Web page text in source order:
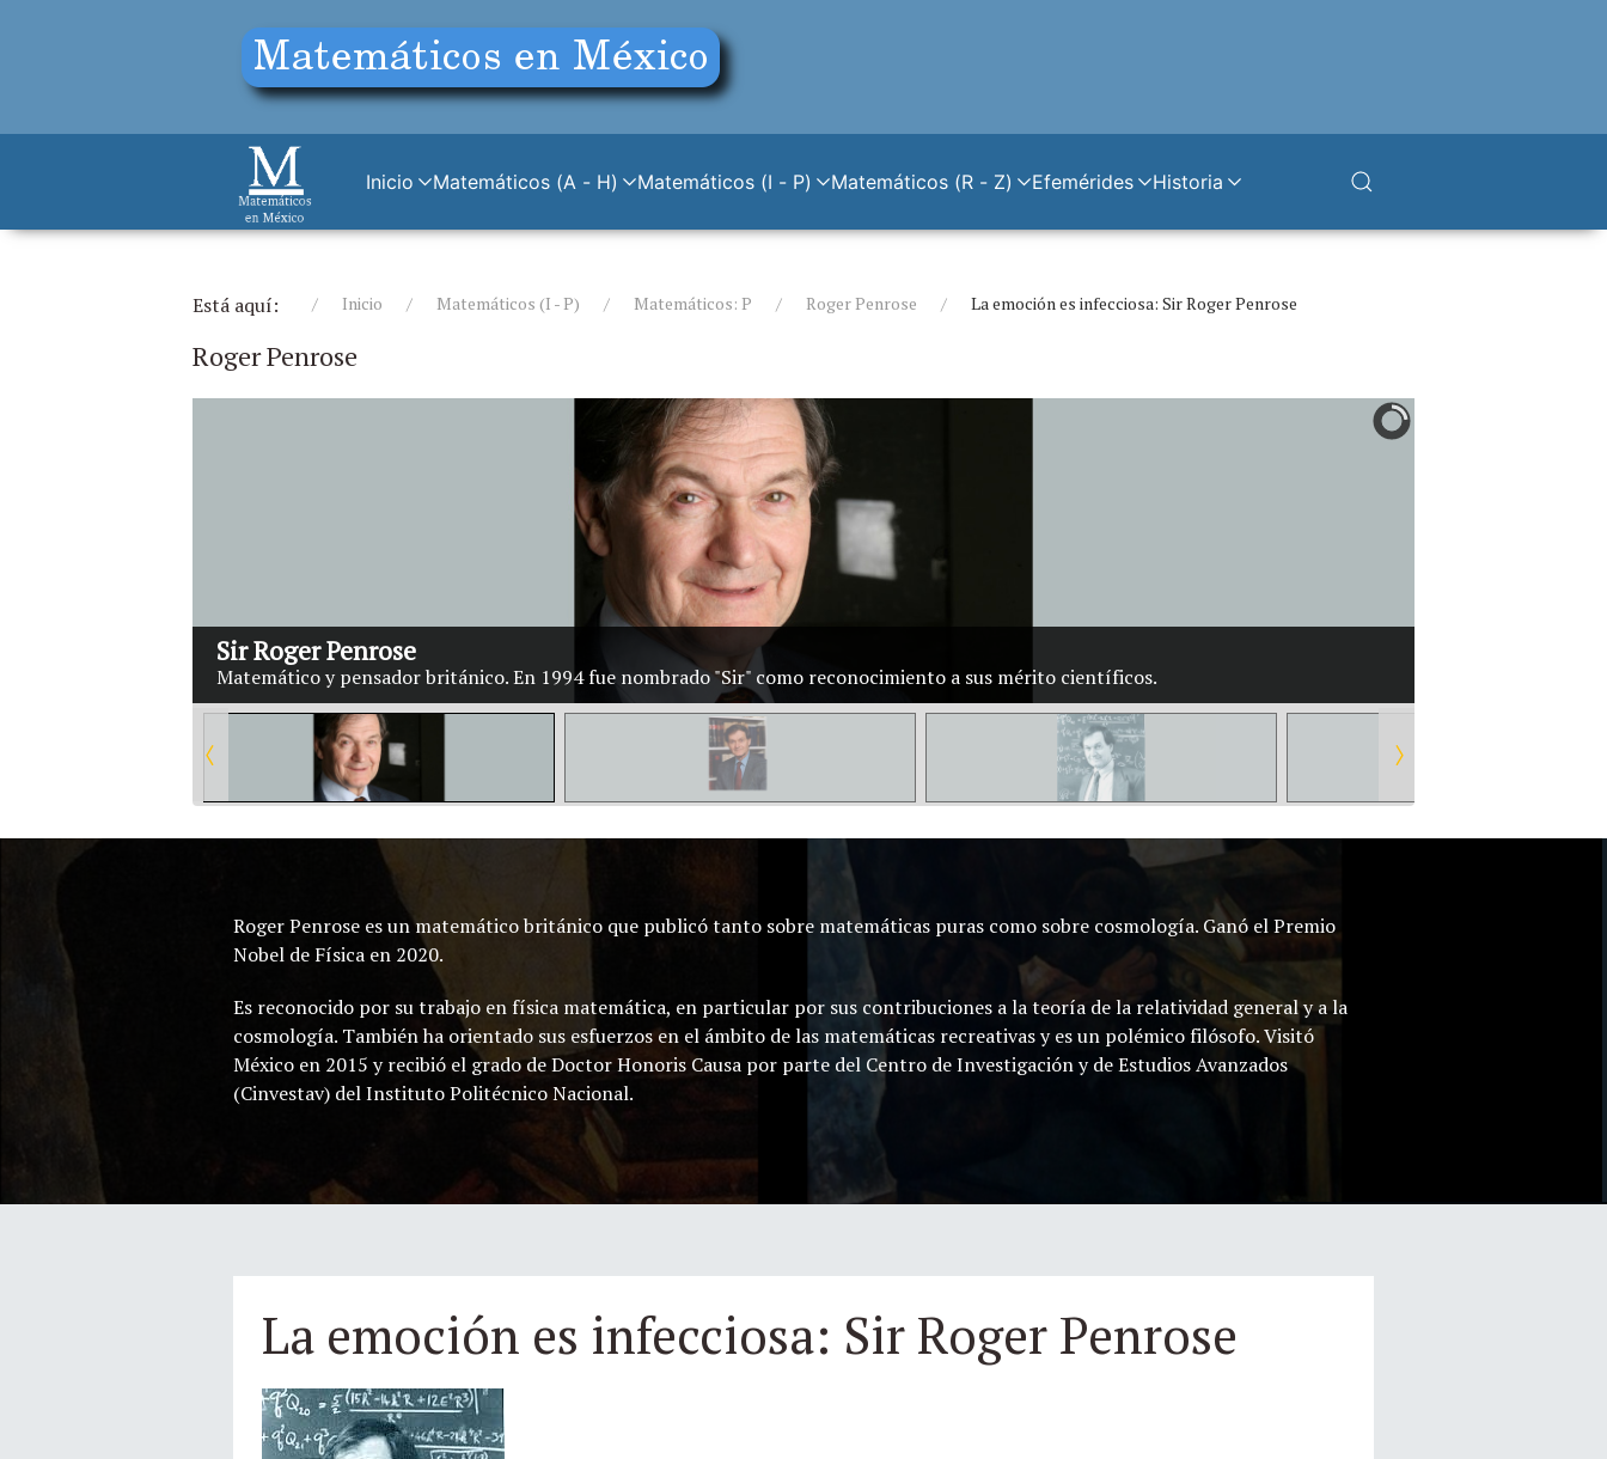
Inicio Matemáticos (A - H) Matemáticos (I - P) Matemáticos (R - Z) Efemérides Historia
Está aquí: Inicio Matemáticos (I - P) Matemáticos: P Roger Penrose La emoción es infecciosa: Sir Roger Penrose
Roger Penrose
Sir Roger Penrose
Matemático y pensador británico. En 1994 fue nombrado "Sir" como reconocimiento a sus mérito científicos.
Roger Penrose es un matemático británico que publicó tanto sobre matemáticas puras como sobre cosmología. Ganó el Premio
Nobel de Física en 2020.
Es reconocido por su trabajo en física matemática, en particular por sus contribuciones a la teoría de la relatividad general y a la
cosmología. También ha orientado sus esfuerzos en el ámbito de las matemáticas recreativas y es un polémico filósofo. Visitó
México en 2015 y recibió el grado de Doctor Honoris Causa por parte del Centro de Investigación y de Estudios Avanzados
(Cinvestav) del Instituto Politécnico Nacional.
La emoción es infecciosa: Sir Roger Penrose